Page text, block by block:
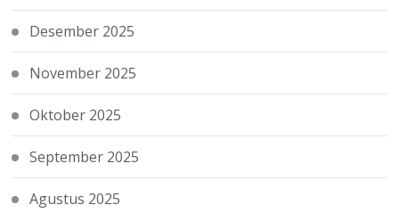
Desember 2025
November 2025
Oktober 2025
September 2025
Agustus 2025